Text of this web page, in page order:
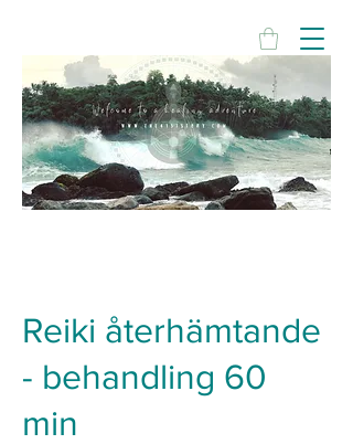
Reiki återhämtande
- behandling 60
min